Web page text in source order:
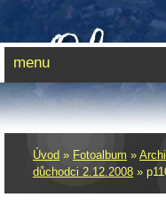
Úvod » Fotoalbum »
důchodci 2.12.2008 »
menu